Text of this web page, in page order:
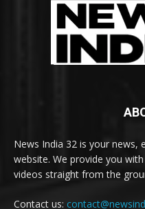
News India 32 is your news,
website. We provide you
videos straight from the
Contact us: